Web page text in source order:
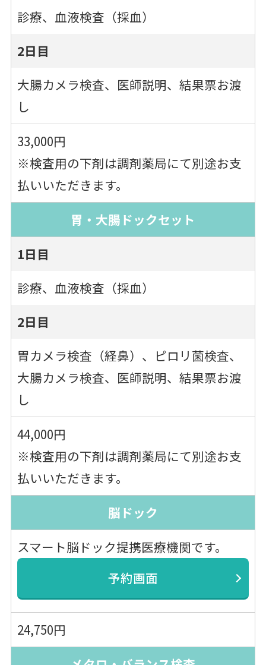
診療、血液検査（採血）
2日目
大腸カメラ検査、医師説明、結果票お渡
し
33,000円
※検査用の下剤は調剤薬局にて別途お支
払いいただきます。
胃・大腸ドックセット
1日目
診療、血液検査（採血）
2日目
胃カメラ検査（経鼻）、ピロリ菌検査、
大腸カメラ検査、医師説明、結果票お渡
し
44,000円
※検査用の下剤は調剤薬局にて別途お支
払いいただきます。
脳ドック
スマート脳ドック提携医療機関です。
予約画面
24,750円